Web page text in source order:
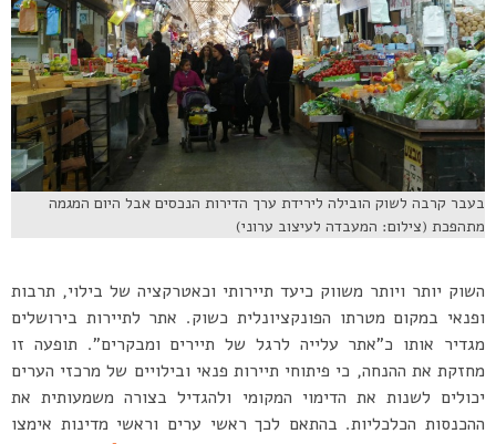
בעבר קרבה לשוק הובילה לירידת ערך הדירות הנכסים אבל היום המגמה
מתהפכת (צילום: המעבדה לעיצוב ערוני)
השוק יותר ויותר משווק כיעד תיירותי וכאטרקציה של בילוי, תרבות
ופנאי במקום מטרתו הפונקציונלית כשוק. אתר לתיירות בירושלים
מגדיר אותו כ”אתר עלייה לרגל של תיירים ומבקרים”. תופעה זו
מחזקת את ההנחה, כי פיתוחי תיירות פנאי ובילויים של מרכזי הערים
יכולים לשנות את הדימוי המקומי ולהגדיל בצורה משמעותית את
ההכנסות הכלכליות. בהתאם לכך ראשי ערים וראשי מדינות אימצו